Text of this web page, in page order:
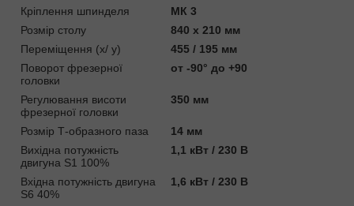
Кріплення шпинделя
МК 3
Розмір столу
840 x 210 мм
Переміщення (x/ y)
455 / 195 мм
Поворот фрезерної
головки
от -90° до +90
Регулювання висоти
фрезерної головки
350 мм
Розмір Т-образного паза
14 мм
Вихідна потужність
двигуна S1 100%
1,1 кВт / 230 В
Вхідна потужність двигуна
S6 40%
1,6 кВт / 230 В